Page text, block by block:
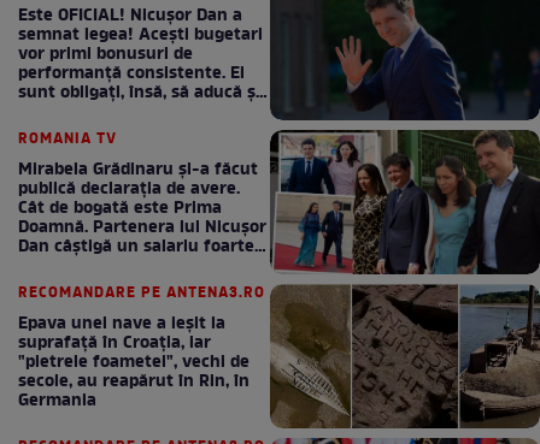
Este OFICIAL! Nicușor Dan a
semnat legea! Acești bugetari
vor primi bonusuri de
performanță consistente. Ei
sunt obligați, însă, să aducă și
ROMANIA TV
Mirabela Grădinaru și-a făcut
publică declarația de avere.
Cât de bogată este Prima
Doamnă. Partenera lui Nicușor
Dan câștigă un salariu foarte
RECOMANDARE PE ANTENA3.RO
Epava unei nave a ieșit la
suprafață în Croația, iar
"pietrele foametei", vechi de
secole, au reapărut în Rin, în
Germania